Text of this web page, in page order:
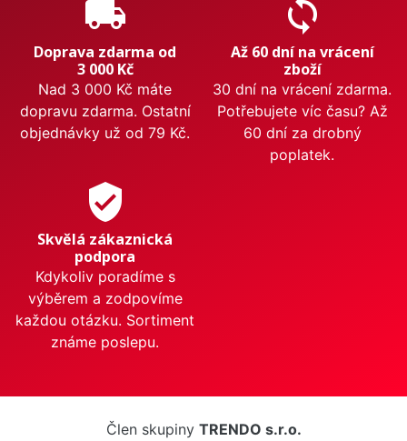
local_shipping
Doprava zdarma od
3 000 Kč
Nad 3 000 Kč máte
dopravu zdarma. Ostatní
objednávky už od 79 Kč.
sync
Až 60 dní na vrácení
zboží
30 dní na vrácení zdarma.
Potřebujete víc času? Až
60 dní za drobný
poplatek.
verified_user
Skvělá zákaznická
podpora
Kdykoliv poradíme s
výběrem a zodpovíme
každou otázku. Sortiment
známe poslepu.
Člen skupiny TRENDO s.r.o.